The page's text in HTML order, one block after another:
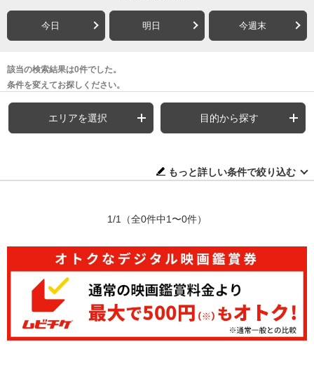
今日 明日 今週末
該当の検索結果は0件でした。
条件を変えてお探しください。
エリアを選択 目的から探す
もっと詳しい条件で絞り込む
1/1 （全0件中1〜0件）